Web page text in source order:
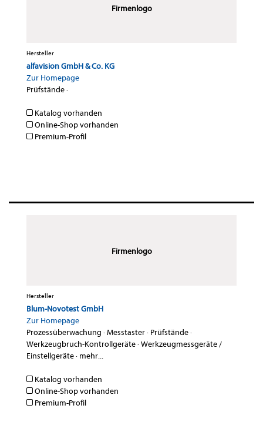
Firmenlogo
Hersteller
alfavision GmbH & Co. KG
Zur Homepage
Prüfstände·
Katalog vorhanden
Online-Shop vorhanden
Premium-Profil
Firmenlogo
Hersteller
Blum-Novotest GmbH
Zur Homepage
Prozessüberwachung ·Messtaster· Prüfstände·
Werkzeugbruch-Kontrollgeräte·Werkzeugmessgeräte /
Einstellgeräte· mehr...
Katalog vorhanden
Online-Shop vorhanden
Premium-Profil